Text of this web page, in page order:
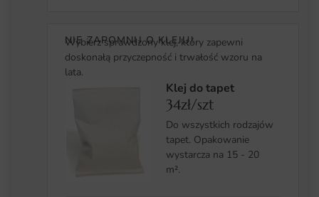
NIE ZAPOMNIJ O KLEJU!
Wybierz sprawdzony klej, który zapewni
doskonałą przyczepność i trwałość wzoru na
lata.
Klej do tapet
34zł/szt
Do wszystkich rodzajów
tapet. Opakowanie
wystarcza na 15 - 20
m².